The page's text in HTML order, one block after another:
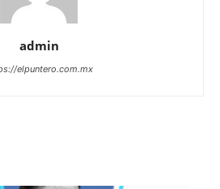
admin
elpuntero.com.mx